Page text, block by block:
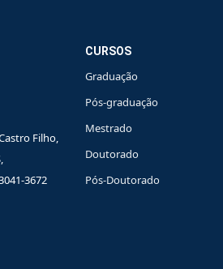
Filho,
3672
CURSOS
Graduação
Pós-graduação
Mestrado
Doutorado
Pós-Doutorado